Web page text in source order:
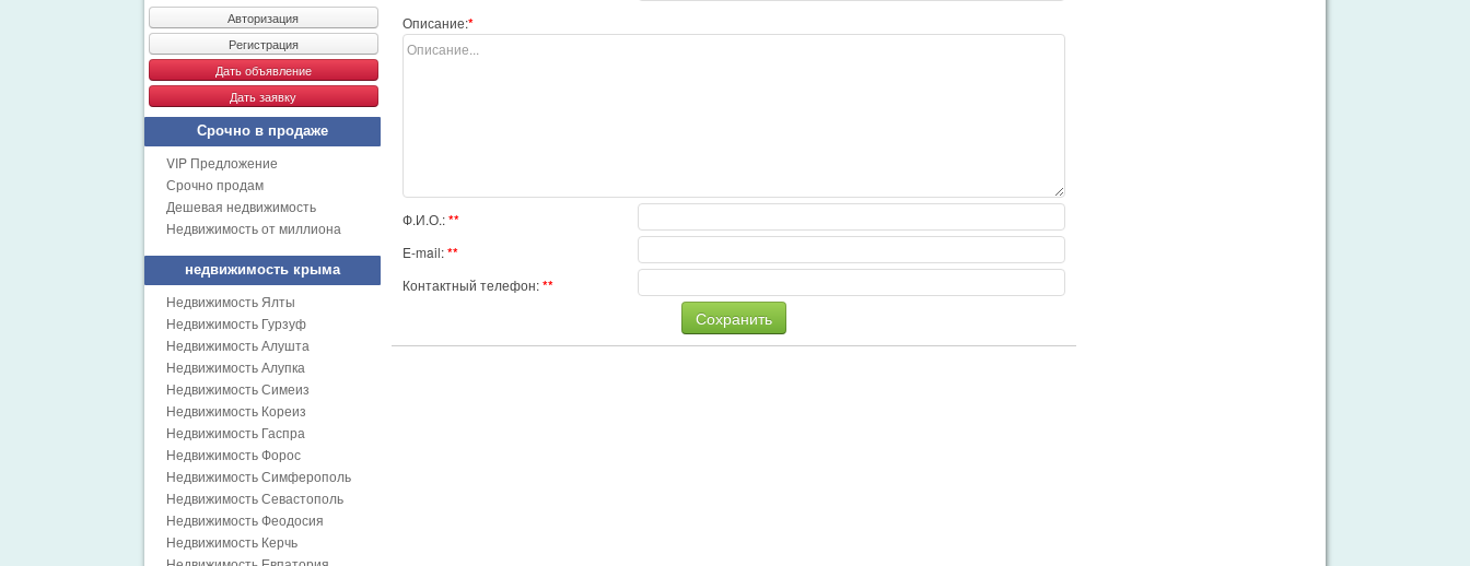
Авторизация
Регистрация
Дать объявление
Дать заявку
Срочно в продаже
VIP Предложение
Срочно продам
Дешевая недвижимость
Недвижимость от миллиона
недвижимость крыма
Недвижимость Ялты
Недвижимость Гурзуф
Недвижимость Алушта
Недвижимость Алупка
Недвижимость Симеиз
Недвижимость Кореиз
Недвижимость Гаспра
Недвижимость Форос
Недвижимость Симферополь
Недвижимость Севастополь
Недвижимость Феодосия
Недвижимость Керчь
Описание:
Ф.И.О.:
E-mail:
Контактный телефон: